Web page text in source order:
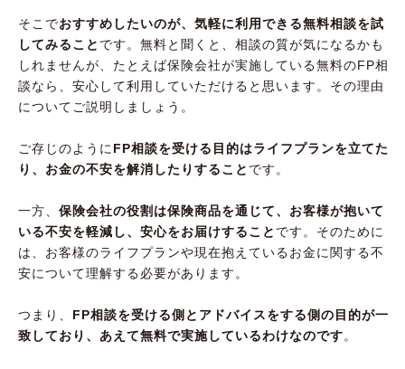
そこでおすすめしたいのが、気軽に利用できる無料相談を試
してみること です。無料と聞くと、相談の質が気になるかも
しれませんが、たとえば保険会社が実施している無料のFP相
談なら、安心して利用していただけると思います。その理由
についてご説明しましょう。
ご存じのようにFP相談を受ける目的はライフプランを立てた
り、お金の不安を解消したりすること です。
一方、 保険会社の役割は保険商品を通じて、お客様が抱いて
いる不安を軽減し、安心をお届けすること です。そのために
は、お客様のライフプランや現在抱えているお金に関する不
安について理解する必要があります。
つまり、 FP相談を受ける側とアドバイスをする側の目的が一
致しており、あえて無料で実施しているわけなのです。